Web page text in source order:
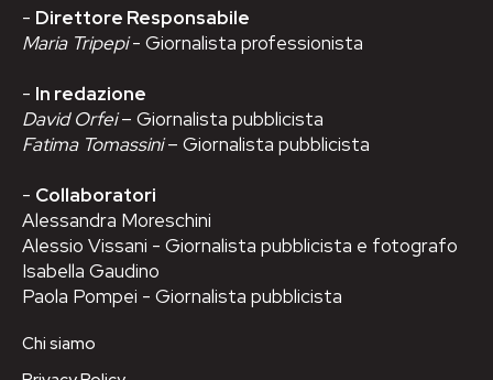
- Direttore Responsabile
Maria Tripepi- Giornalista professionista
- In redazione
David Orfei– Giornalista pubblicista
Fatima Tomassini– Giornalista pubblicista
- Collaboratori
Alessandra Moreschini
Alessio Vissani - Giornalista pubblicista e fotografo
Isabella Gaudino
Paola Pompei - Giornalista pubblicista
Chi siamo